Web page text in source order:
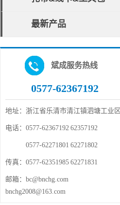
最新产品
斌成服务热线
0577-62367192
地址： 浙江省乐清市清江镇泗塘工业区
电话： 0577-62367192 62357192
0577-62271801 62271802
传真： 0577-62351985 62271831
邮箱： bc@bnchg.com
bnchg2008@163.com